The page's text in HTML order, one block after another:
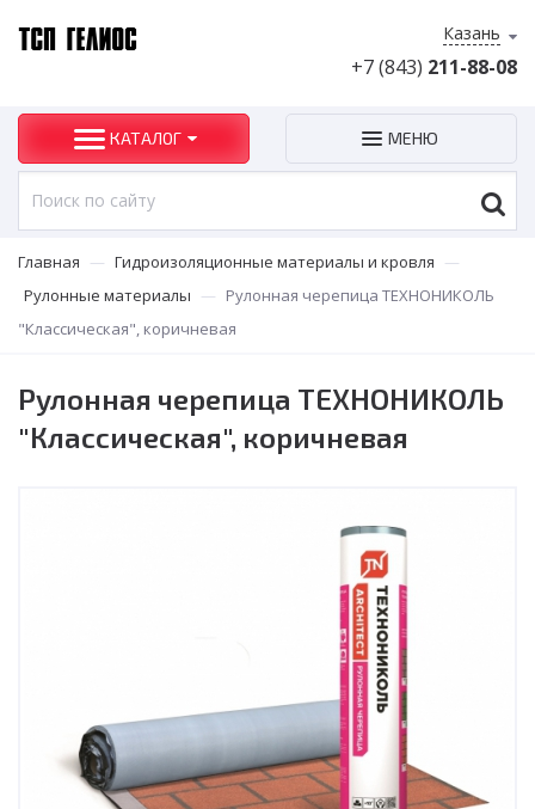
Казань
+7 (843) 211-88-08
КАТАЛОГ МЕНЮ
Главная — Гидроизоляционные материалы и кровля —
Рулонные материалы — Рулонная черепица ТЕХНОНИКОЛЬ
"Классическая", коричневая
Рулонная черепица ТЕХНОНИКОЛЬ
"Классическая", коричневая